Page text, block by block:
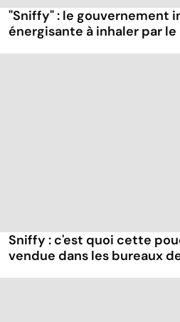
"Sniffy" : le gouvernement
énergisante à inhaler par le
Sniffy : c'est quoi cette
vendue dans les bureaux